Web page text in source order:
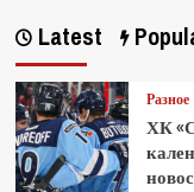
Latest
Разное
ХК